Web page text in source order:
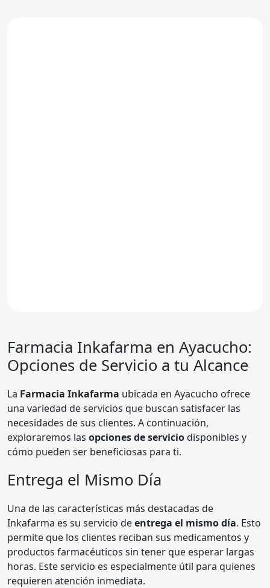
Farmacia Inkafarma en Ayacucho:
Opciones de Servicio a tu Alcance
La Farmacia Inkafarma ubicada en Ayacucho ofrece
una variedad de servicios que buscan satisfacer las
necesidades de sus clientes. A continuación,
exploraremos las opciones de serviciodisponibles y
cómo pueden ser beneficiosas para ti.
Entrega el Mismo Día
Una de las características más destacadas de
Inkafarma es su servicio deentrega el mismo día. Esto
permite que los clientes reciban sus medicamentos y
productos farmacéuticos sin tener que esperar largas
horas. Este servicio es especialmente útil para quienes
requieren atención inmediata.